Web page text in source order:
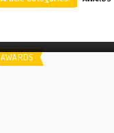
AWARDS